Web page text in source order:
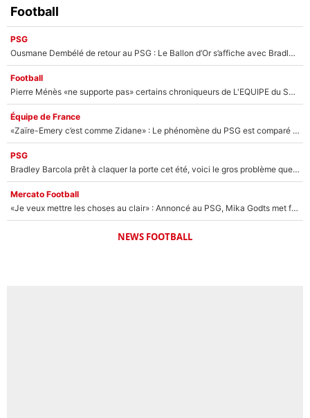
Football
PSG
Ousmane Dembélé de retour au PSG : Le Ballon d’Or s’affiche avec Bradley Barcola en plein cœur du feuilleton sur son départ !
Football
Pierre Ménès «ne supporte pas» certains chroniqueurs de L'EQUIPE du Soir : Ils vont tous partir !
Équipe de France
«Zaïre-Emery c’est comme Zidane» : Le phénomène du PSG est comparé à son nouveau sélectionneur... et ils vont se retrouver en Bleus !
PSG
Bradley Barcola prêt à claquer la porte cet été, voici le gros problème que peut rencontrer Luis Enrique avec ses attaquants au PSG !
Mercato Football
«Je veux mettre les choses au clair» : Annoncé au PSG, Mika Godts met fin au suspense et éteint la polémique sur son transfert !
NEWS FOOTBALL